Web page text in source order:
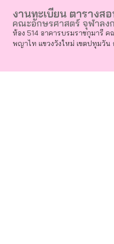
งานทะเบียน ตารางส
คณะอักษรศาสตร์ จุฬาลง
ห้อง 514 อาคารบรมราชกุมารี
พญาไท แขวงวังใหม่ เขตปทุมวัน